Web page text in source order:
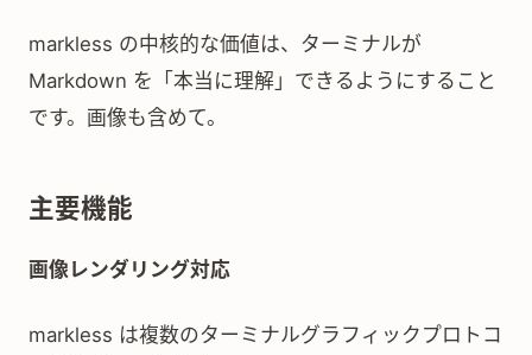
markless の中核的な価値は、ターミナルが
Markdown を「本当に理解」できるようにすること
です。画像も含めて。
主要機能
画像レンダリング対応
markless は複数のターミナルグラフィックプロトコ